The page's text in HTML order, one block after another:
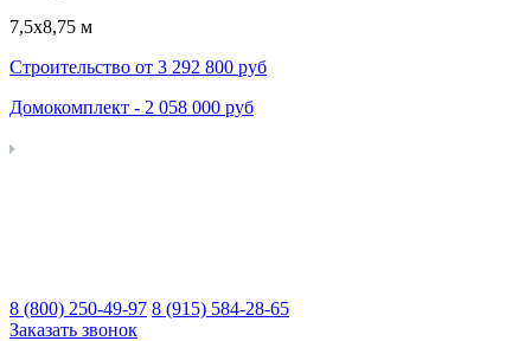
7,5х8,75 м
Строительство от 3 292 800 руб
Домокомплект - 2 058 000 руб
8 (800) 250-49-97 8 (915) 584-28-65
Заказать звонок